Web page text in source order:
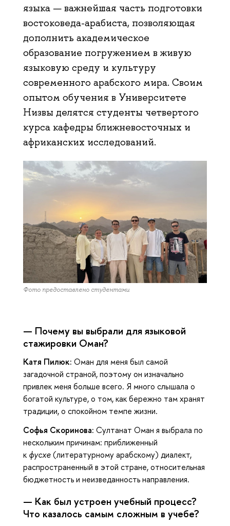
языка — важнейшая часть подготовки
востоковеда-арабиста, позволяющая
дополнить академическое
образование погружением в живую
языковую среду и культуру
современного арабского мира. Своим
опытом обучения в Университете
Низвы делятся студенты четвертого
курса кафедры ближневосточных и
африканских исследований.
Фото предоставлено студентами
— Почему вы выбрали для языковой
стажировки Оман?
Катя Пилюк: Оман для меня был самой
загадочной страной, поэтому он изначально
привлек меня больше всего. Я много слышала о
богатой культуре, о том, как бережно там хранят
традиции, о спокойном темпе жизни.
Софья Скоринова: Султанат Оман я выбрала по
нескольким причинам: приближенный
к фусхе(литературному арабскому) диалект,
распространенный в этой стране, относительная
бюджетность и неизведанность направления.
— Как был устроен учебный процесс?
Что казалось самым сложным в учебе?